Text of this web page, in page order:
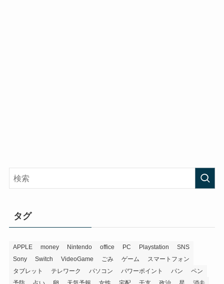
タグ
APPLE money Nintendo office PC Playstation
SNS
Sony
Switch VideoGame ごみ ゲーム
スマートフォン
タブレット
テレワーク パソコン パワーポイント パン
ペン